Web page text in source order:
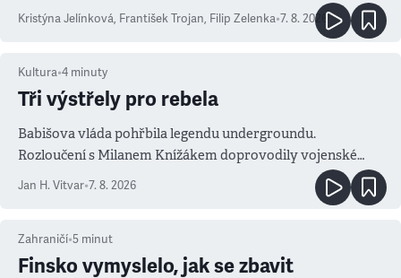
Kristýna Jelínková, František Trojan, Filip Zelenka•7. 8. 2026
Kultura•4 minuty
Tři výstřely pro rebela
Babišova vláda pohřbila legendu undergroundu.
Rozloučení s Milanem Knížákem doprovodily vojenské
salvy i kritika pokrokářů
Jan H. Vitvar•7. 8. 2026
Zahraničí•5 minut
Finsko vymyslelo, jak se zbavit